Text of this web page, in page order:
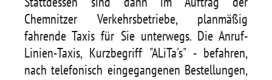
Chemnitzer Verkehrsbetriebe, planmäßig
fahrende Taxis für Sie unterwegs. Die Anruf-
Linien-Taxis, Kurzbegriff "ALiTa's" - befahren,
nach telefonisch eingegangenen Bestellungen,